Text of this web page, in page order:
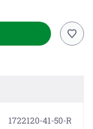
1722120-41-50-R